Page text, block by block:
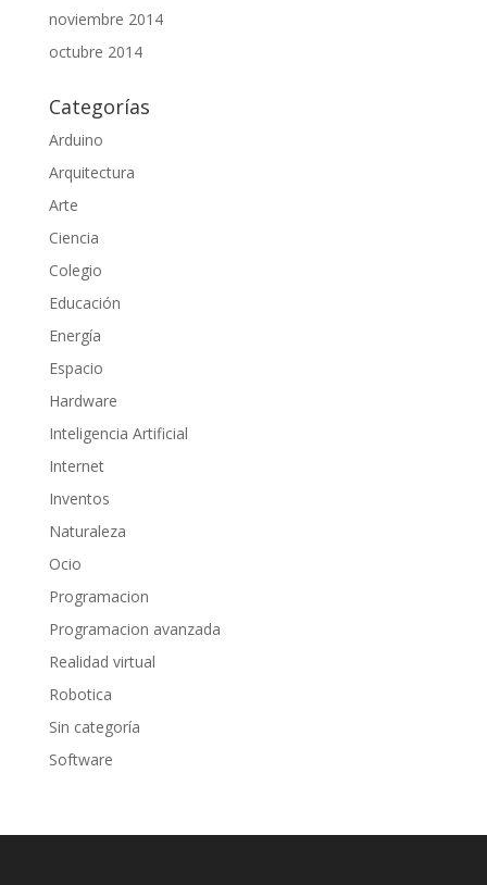
noviembre 2014
octubre 2014
Categorías
Arduino
Arquitectura
Arte
Ciencia
Colegio
Educación
Energía
Espacio
Hardware
Inteligencia Artificial
Internet
Inventos
Naturaleza
Ocio
Programacion
Programacion avanzada
Realidad virtual
Robotica
Sin categoría
Software